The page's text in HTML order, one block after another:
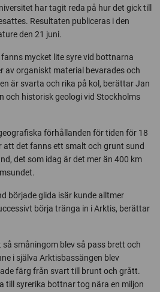
har tagit reda på hur det gick till
Resultaten publiceras i den
den 21 juni.
mycket lite syre vid bottnarna
av organiskt material bevarades och
är svarta och rika på kol, berättar Jan
och historisk geologi vid Stockholms
förhållanden för tiden för 18
att det fanns ett smalt och grunt sund
det som idag är det mer än 400 km
började glida isär kunde alltmer
börja tränga in i Arktis, berättar
småningom blev så pass brett och
i själva Arktisbassängen blev
färg från svart till brunt och grått.
till syrerika bottnar tog nära en miljon